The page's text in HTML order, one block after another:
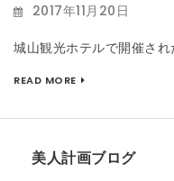
2017年11月20日
城山観光ホテルで開催され
READ MORE
美人計画ブログ